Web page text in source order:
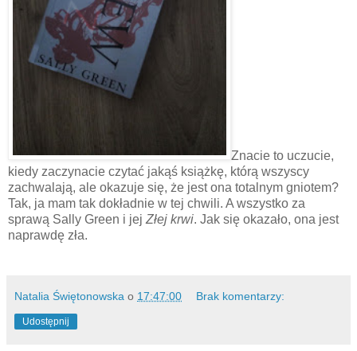
Znacie to uczucie,
kiedy zaczynacie czytać jakąś książkę, którą wszyscy
zachwalają, ale okazuje się, że jest ona totalnym gniotem?
Tak, ja mam tak dokładnie w tej chwili. A wszystko za
sprawą Sally Green i jejZłej krwi. Jak się okazało, ona jest
naprawdę zła.
Natalia Świętonowska o 17:47:00 Brak komentarzy:
Udostępnij